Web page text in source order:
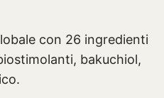
con 26 ingredienti
bakuchiol,